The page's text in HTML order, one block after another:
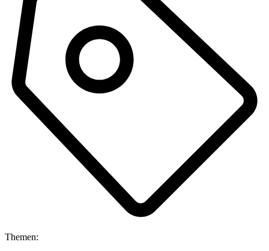
Themen: